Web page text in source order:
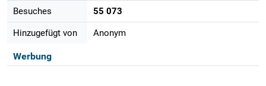
Besuches 55 073
Hinzugefügt von Anonym
Werbung